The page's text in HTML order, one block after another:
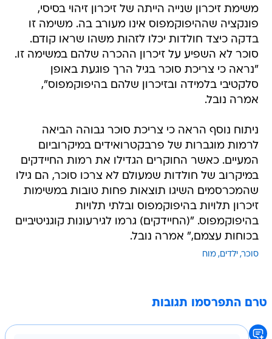
משימת זיכרון שנייה הייתה של זיכרון זיהוי בסיסי,
פונקציה שההיפוקמפוס אינו מעורב בה. משימה זו
בדקה כיצד חולדות יכלו לזהות משהו שראו קודם.
סוכר לא השפיע על זיכרון ההכרה שלהם במשימה זו.
"נראה כי צריכת סוכר בגיל הרך פוגעת באופן
סלקטיבי בלמידה ובזיכרון שלהם בהיפוקמפוס",
אמרה נובל.
ניתוח נוסף הראה כי צריכת סוכר גבוהה הביאה
לרמות מוגברות של פרבקטרואידים במיקרוביום
המעיים. כאשר החוקרים הגדילו את רמות החיידקים
במיקרוב של חולדות שמעולם לא צרכו סוכר, הם גילו
שהמכרסמים השיגו תוצאות פחות טובות במשימות
זיכרון תלויות בהיפוקמפוס ובלתי תלויות
בהיפוקמפוס. "(החיידקים) גרמו לגירעונות קוגניטיביים
בכוחות עצמם," אמרה נובל.
סוכר ילדים מוח
טרם התפרסמו תגובות